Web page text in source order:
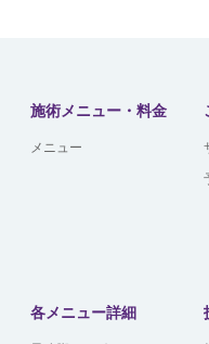
施術メニュー・料金
メニュー
各メニュー詳細